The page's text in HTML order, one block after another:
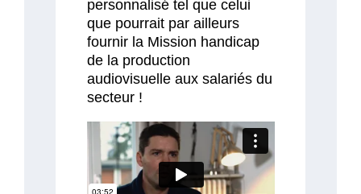
personnalisé tel que celui
que pourrait par ailleurs
fournir la Mission handicap
de la production
audiovisuelle aux salariés du
secteur !